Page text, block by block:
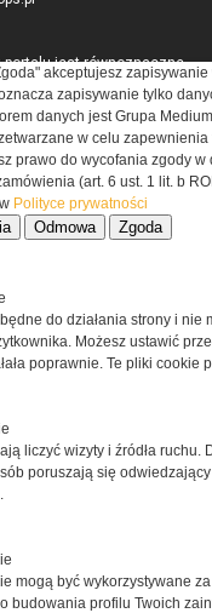
portalu jest równoznaczne
warunków
Spółka z ograniczoną
Spółka komandytowa, nr
NIP 1132860378, REGON
MEDIUM) w postaci
komputerze. Pliki
usług na najwyższym
dostosowany do
bez zmiany ustawień
ustawień przeglądarki
zaczną korzystać z
o zapoznanie się z naszą
akceptujesz
zapisywanie tylko
danych jest Grupa
w celu
prawo do wycofania zgody
(art. 6 ust. 1 lit. b
Polityce prywatności
Odmowa Zgoda
do działania strony i nie
Możesz ustawić
poprawnie. Te pliki
liczyć wizyty i źródła
poruszają się
mogą być wykorzystywane
budowania profilu Twoich